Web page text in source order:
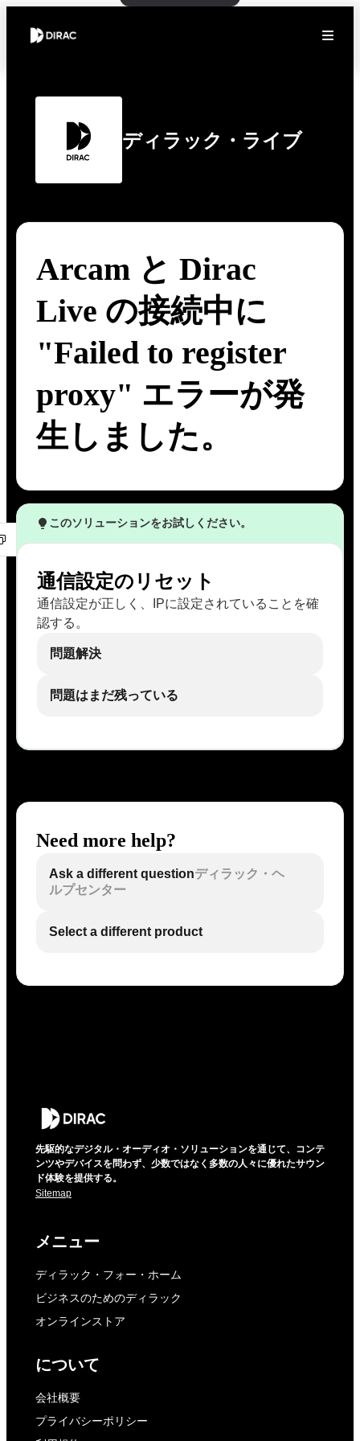
ディラック・ライブ
Arcam と Dirac
Live の接続中に
"Failed to register
proxy" エラーが発
生しました。
このソリューションをお試しください。
通信設定のリセット
通信設定が正しく、IPに設定されていることを確
認する。
問題解決
問題はまだ残っている
Need more help?
Ask a different questionディラック・ヘ
ルプセンター
Select a different product
先駆的なデジタル・オーディオ・ソリューションを通じて、コンテ
ンツやデバイスを問わず、少数ではなく多数の人々に優れたサウン
ド体験を提供する。
Sitemap
メニュー
ディラック・フォー・ホーム
ビジネスのためのディラック
オンラインストア
について
会社概要
プライバシーポリシー